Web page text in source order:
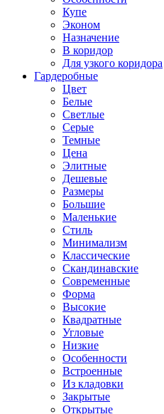
Купе
Эконом
Назначение
В коридор
Для узкого коридора
Гардеробные
Цвет
Белые
Светлые
Серые
Темные
Цена
Элитные
Дешевые
Размеры
Большие
Маленькие
Стиль
Минимализм
Классические
Скандинавские
Современные
Форма
Высокие
Квадратные
Угловые
Низкие
Особенности
Встроенные
Из кладовки
Закрытые
Открытые